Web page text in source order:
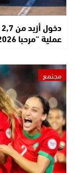
عملية “مرحبا 2026”
مجتمع